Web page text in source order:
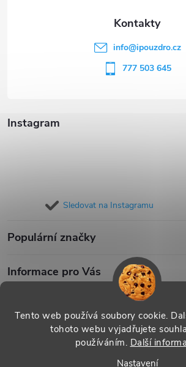
Tento web používá soubory cookie.
tohoto webu vyjadřujete
používáním. Další
Nastavení
Instagram
Sledovat na Instagramu
Populární značky
Informace pro Vás
info@ipouzdro.cz
777 503 645
Copyright 2026 . Všechna práva
nastavení cookies